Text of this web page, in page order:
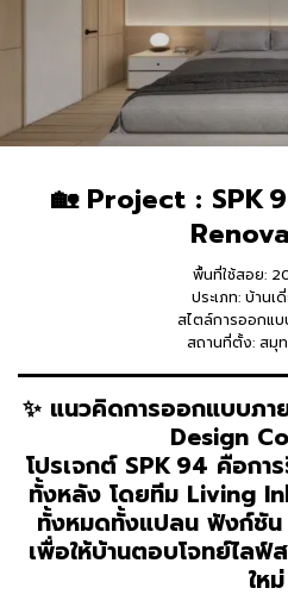
🏡 Project : SPK
พื้นที่ใช้สอย:
ประเภท: บ้านเ
สไตล์การออกแ
สถานที่ตั้ง: สมุ
✨ แนวคิดการออกแบบภ
Design
โปรเจกต์ SPK 94 คือกา
ทั้งหลัง โดยทีม Living
ทั้งหมดทั้งแปลน ฟังก์ชั
เพื่อให้บ้านตอบโจทย์ไล
ใหม่